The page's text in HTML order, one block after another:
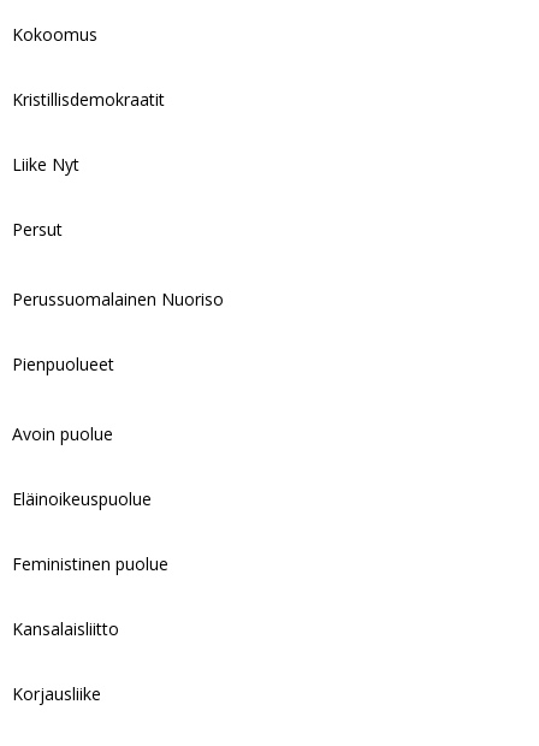
Kokoomus
Kristillisdemokraatit
Liike Nyt
Persut
Perussuomalainen Nuoriso
Pienpuolueet
Avoin puolue
Eläinoikeuspuolue
Feministinen puolue
Kansalaisliitto
Korjausliike